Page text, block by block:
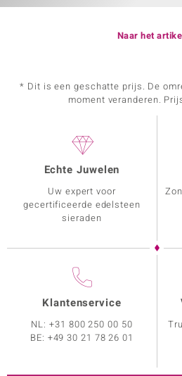
Naar het
* Dit is een geschatte prijs. De
moment veranderen.
Echte Juwelen
Uw expert voor
gecertificeerde edelsteen
sieraden
Klantenservice
NL:+31 800 250 00 50
BE: +49 30 21 78 26 01